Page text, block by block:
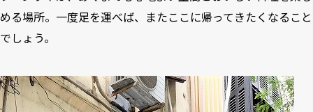
める場所。一度足を運べば、またここに帰ってきたくなること
でしょう。